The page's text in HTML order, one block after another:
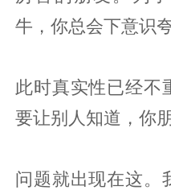
牛，你总会下意识夸
此时真实性已经不
要让别人知道，你
问题就出现在这。